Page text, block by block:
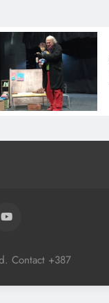
Contact +387